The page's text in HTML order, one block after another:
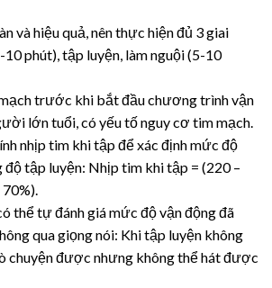
và hiệu quả, nên thực hiện đủ 3 giai
phút), tập luyện, làm nguội (5-10
trước khi bắt đầu chương trình vận
lớn tuổi, có yếu tố nguy cơ tim mạch.
nhịp tim khi tập để xác định mức độ
tập luyện: Nhịp tim khi tập = (220 –
thể tự đánh giá mức độ vận động đã
qua giọng nói: Khi tập luyện không
chuyện được nhưng không thể hát được